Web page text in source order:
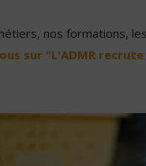
nos formations,
sur "L'ADMR